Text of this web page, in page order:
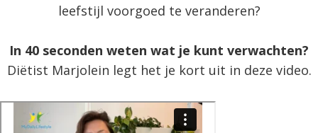
leefstijl voorgoed te veranderen?
In 40 seconden weten wat je kunt verwachten?
Diëtist Marjolein legt het je kort uit in deze video.